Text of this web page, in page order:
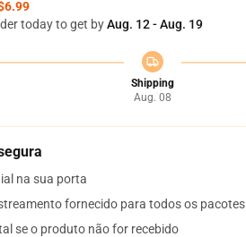
today to get byAug. 12 - Aug. 19
Shipping
Aug. 08
na sua porta
fornecido para todos os pacotes
se o produto não for recebido